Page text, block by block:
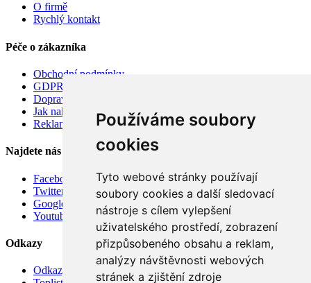
Používáme soubory
cookies
Tyto webové stránky používají
soubory cookies a další sledovací
nástroje s cílem vylepšení
uživatelského prostředí, zobrazení
přizpůsobeného obsahu a reklam,
analýzy návštěvnosti webových
stránek a zjištění zdroje
O firmě
Rychlý kontakt
Péče o zákazníka
Obchodní podmínky
GDPR
Doprava
Jak nakupovat
Reklamace
Najdete nás
Facebook
Twitter
Google
Youtube
Odkazy
Odkazy